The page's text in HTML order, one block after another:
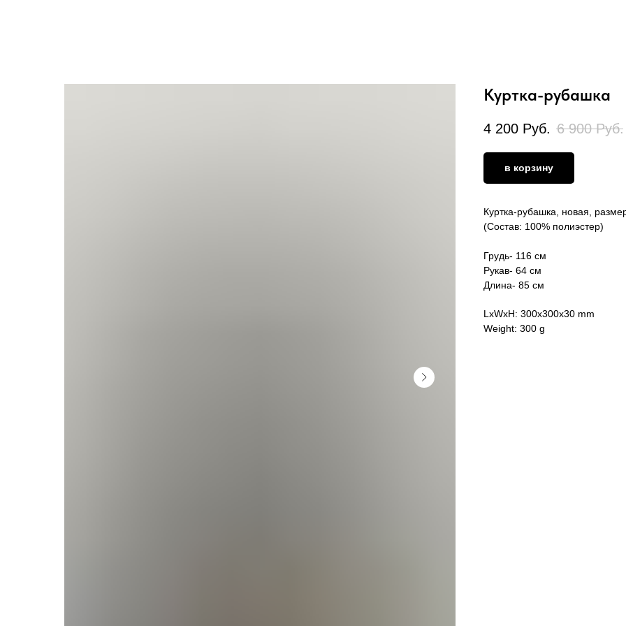
Куртка-рубашка
4 200 Руб. 6 900 Руб.
в корзину
Куртка-рубашка, новая,
(Состав: 100% полиэстер)
Грудь- 116 см
Рукав- 64 см
Длина- 85 см
LxWxH: 300x300x30 mm
Weight: 300 g